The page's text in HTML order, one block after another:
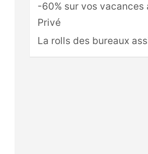
-60% sur vos vacances
Privé
La rolls des bureaux